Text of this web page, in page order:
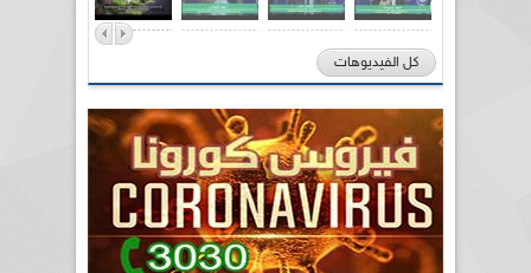
كل الفيديوهات